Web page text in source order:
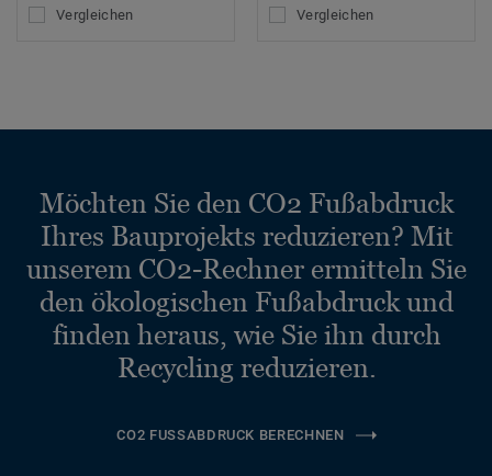
Vergleichen Vergleichen
Möchten Sie den CO2 Fußabdruck
Ihres Bauprojekts reduzieren? Mit
unserem CO2-Rechner ermitteln Sie
den ökologischen Fußabdruck und
finden heraus, wie Sie ihn durch
Recycling reduzieren.
CO2 FUSSABDRUCK BERECHNEN